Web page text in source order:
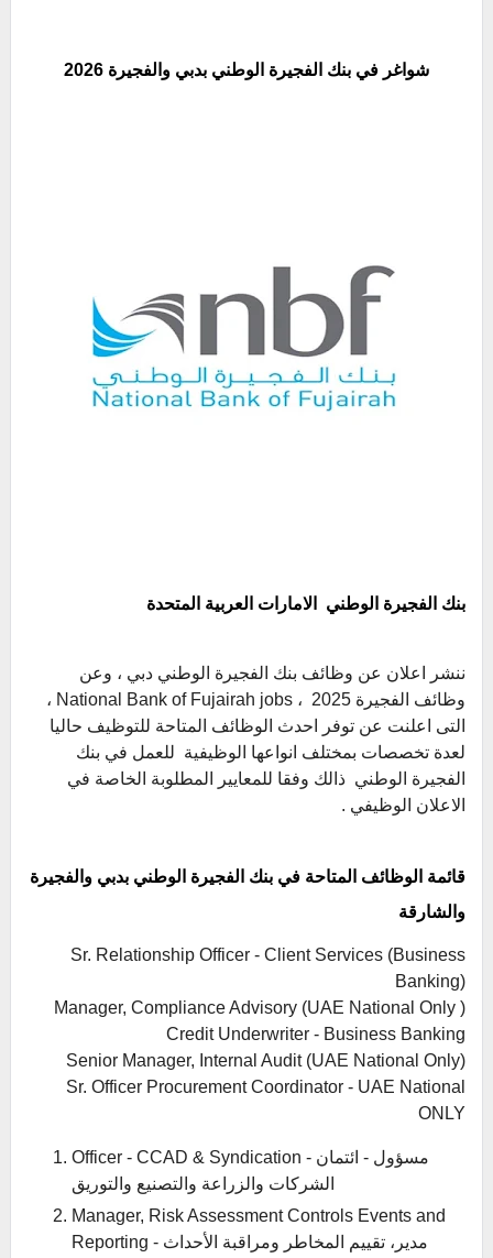
شواغر في بنك الفجيرة الوطني بدبي والفجيرة 2026
بنك الفجيرة الوطني الامارات العربية المتحدة
ننشر اعلان عن وظائف بنك الفجيرة الوطني دبي ، وعن
وظائف الفجيرة 2025 ، National Bank of Fujairah jobs ،
التى اعلنت عن توفر احدث الوظائف المتاحة للتوظيف حاليا
لعدة تخصصات بمختلف انواعها الوظيفية للعمل في بنك
الفجيرة الوطني ذالك وفقا للمعايير المطلوبة الخاصة في
الاعلان الوظيفي .
قائمة الوظائف المتاحة في بنك الفجيرة الوطني بدبي والفجيرة
والشارقة
Sr. Relationship Officer - Client Services (Business
Banking)
Manager, Compliance Advisory (UAE National Only )
Credit Underwriter - Business Banking
Senior Manager, Internal Audit (UAE National Only)
Sr. Officer Procurement Coordinator - UAE National
ONLY
Officer - CCAD & Syndication - مسؤول - ائتمان
الشركات والزراعة والتصنيع والتوريق
Manager, Risk Assessment Controls Events and
Reporting - مدير، تقييم المخاطر ومراقبة الأحداث